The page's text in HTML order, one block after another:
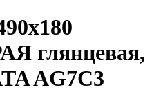
глянцевая,
AG7C3